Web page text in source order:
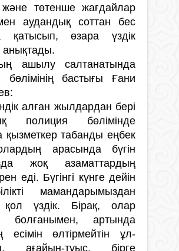
және төтенше жағдайлар
аудандық соттан бес
қатысып, өзара үздік
ашылу салтанатында
бөлімінің бастығы Ғани
алған жылдардан бері
полиция бөлімінде
қызметкер табанды еңбек
арасында бүгін
жоқ азаматтардың
еді. Бүгінгі күнге дейін
мамандарымыздан
қол үздік. Бірақ, олар
болғанымен, артында
есімін өлтірмейтін ұл-
ағайын-туыс, бірге